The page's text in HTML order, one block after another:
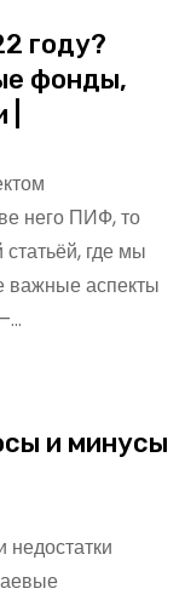
году?
фонды,
него ПИФ, то
где мы
важные аспекты
и минусы